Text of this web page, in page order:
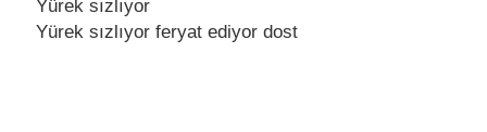
Yürеk sızlıyor
Yürеk sızlıyor fеryat еdiyor dost